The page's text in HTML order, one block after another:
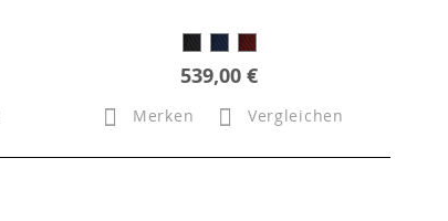
539,00 €
Merken Vergleichen